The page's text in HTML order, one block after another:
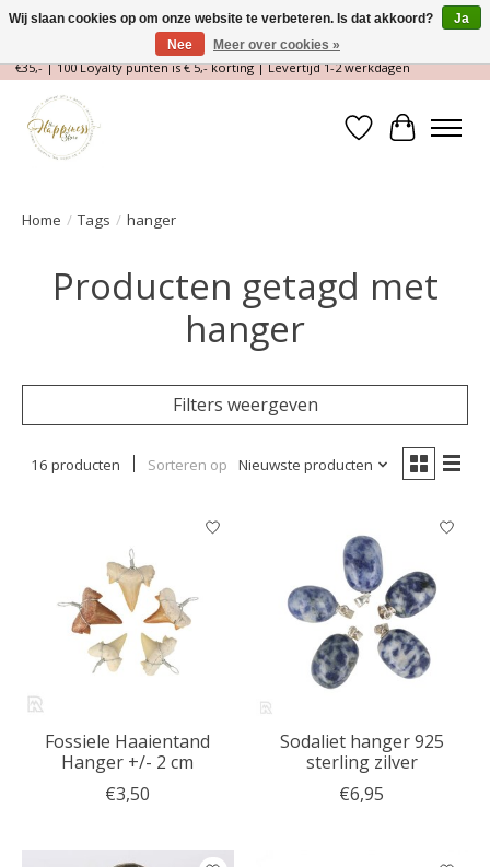
Magische Conceptstore, Edelstenen & Spirituele winkel | Gratis verzending >
€35,- | 100 Loyalty punten is € 5,- korting | Levertijd 1-2 werkdagen
Verlanglijst
Home / Tags / hanger
Producten getagd met
hanger
Filters weergeven
16 producten Sorteren op Nieuwste producten
Fossiele Haaientand
Hanger +/- 2 cm
€3,50
Sodaliet hanger 925
sterling zilver
€6,95
Wij slaan cookies op om onze website te verbeteren. Is dat akkoord?
Ja
Nee
Meer over cookies »